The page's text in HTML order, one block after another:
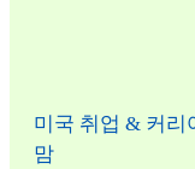
미국 취업 & 커리
맘